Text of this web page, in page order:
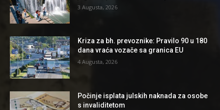
3 Augusta, 2026
Kriza za bh. prevoznike: Pravilo 90 u 180
dana vraća vozače sa granica EU
4 Augusta, 2026
Počinje isplata julskih naknada za osobe
s invaliditetom